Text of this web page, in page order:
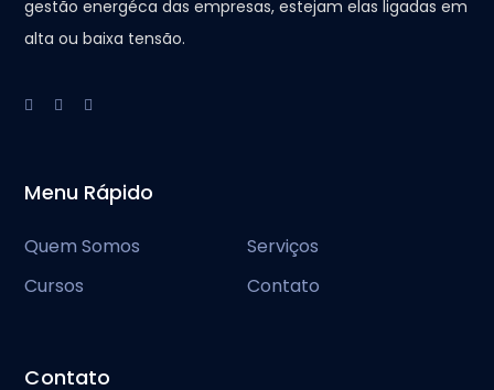
gestão energéca das empresas, estejam elas ligadas em
alta ou baixa tensão.
Menu Rápido
Quem Somos
Serviços
Cursos
Contato
Contato